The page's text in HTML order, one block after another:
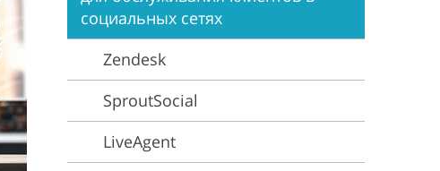
Real Estate Photo Editing Video Editing Services
социальных сетях
Zendesk
SproutSocial
LiveAgent